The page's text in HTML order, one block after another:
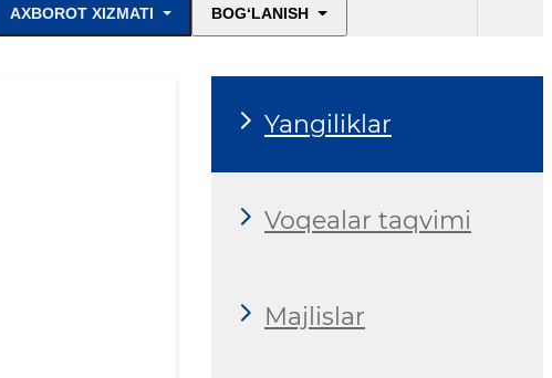
AXBOROT XIZMATI BOG‘LANISH
Yangiliklar
Voqealar taqvimi
Majlislar